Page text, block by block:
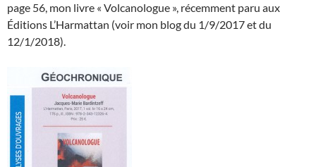
page 56, mon livre « Volcanologue », récemment paru aux
Éditions L’Harmattan (voir mon blog du 1/9/2017 et du
12/1/2018).